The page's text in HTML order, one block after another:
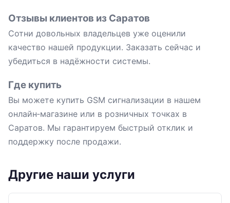
Отзывы клиентов из Саратов
Сотни довольных владельцев уже оценили
качество нашей продукции. Заказать сейчас и
убедиться в надёжности системы.
Где купить
Вы можете купить GSM сигнализации в нашем
онлайн‑магазине или в розничных точках в
Саратов. Мы гарантируем быстрый отклик и
поддержку после продажи.
Другие наши услуги